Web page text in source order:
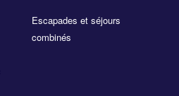
Escapades et séjours
combinés